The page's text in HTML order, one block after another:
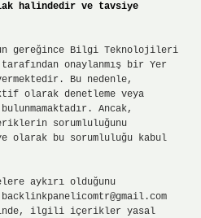
halindedir ve tavsiye
gereğince Bilgi Teknolojileri
onaylanmış bir Yer
Bu nedenle,
olarak denetleme veya
Ancak,
sorumluluğunu
olarak bu sorumluluğu kabul
aykırı olduğunu
backlinkpanelicomtr@gmail.com
ilgili içerikler yasal